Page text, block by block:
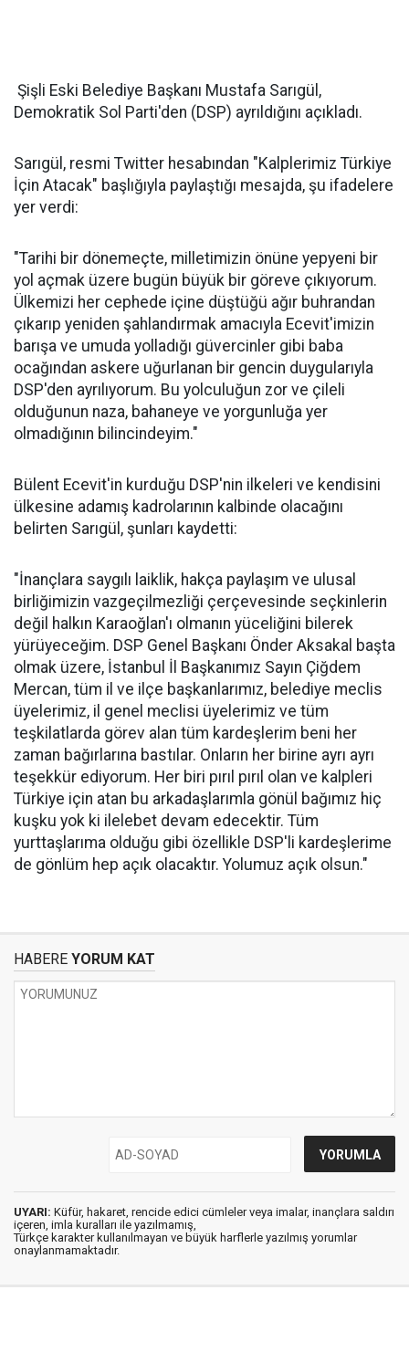
Şişli Eski Belediye Başkanı Mustafa Sarıgül,
Demokratik Sol Parti'den (DSP) ayrıldığını açıkladı.
Sarıgül, resmi Twitter hesabından "Kalplerimiz Türkiye
İçin Atacak" başlığıyla paylaştığı mesajda, şu ifadelere
yer verdi:
"Tarihi bir dönemeçte, milletimizin önüne yepyeni bir
yol açmak üzere bugün büyük bir göreve çıkıyorum.
Ülkemizi her cephede içine düştüğü ağır buhrandan
çıkarıp yeniden şahlandırmak amacıyla Ecevit'imizin
barışa ve umuda yolladığı güvercinler gibi baba
ocağından askere uğurlanan bir gencin duygularıyla
DSP'den ayrılıyorum. Bu yolculuğun zor ve çileli
olduğunun naza, bahaneye ve yorgunluğa yer
olmadığının bilincindeyim."
Bülent Ecevit'in kurduğu DSP'nin ilkeleri ve kendisini
ülkesine adamış kadrolarının kalbinde olacağını
belirten Sarıgül, şunları kaydetti:
"İnançlara saygılı laiklik, hakça paylaşım ve ulusal
birliğimizin vazgeçilmezliği çerçevesinde seçkinlerin
değil halkın Karaoğlan'ı olmanın yüceliğini bilerek
yürüyeceğim. DSP Genel Başkanı Önder Aksakal başta
olmak üzere, İstanbul İl Başkanımız Sayın Çiğdem
Mercan, tüm il ve ilçe başkanlarımız, belediye meclis
üyelerimiz, il genel meclisi üyelerimiz ve tüm
teşkilatlarda görev alan tüm kardeşlerim beni her
zaman bağırlarına bastılar. Onların her birine ayrı ayrı
teşekkür ediyorum. Her biri pırıl pırıl olan ve kalpleri
Türkiye için atan bu arkadaşlarımla gönül bağımız hiç
kuşku yok ki ilelebet devam edecektir. Tüm
yurttaşlarıma olduğu gibi özellikle DSP'li kardeşlerime
de gönlüm hep açık olacaktır. Yolumuz açık olsun."
HABERE YORUM KAT
UYARI: Küfür, hakaret, rencide edici cümleler veya imalar, inançlara saldırı
içeren, imla kuralları ile yazılmamış,
Türkçe karakter kullanılmayan ve büyük harflerle yazılmış yorumlar
onaylanmamaktadır.